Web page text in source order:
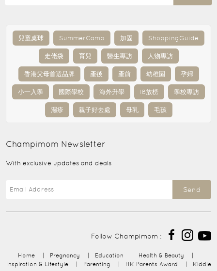
兒童桌球 SummerCamp 加固 ShoppingGuide
走佬袋 育兒 醫生專訪 人物專訪
香港父母首選品牌 產後 產前 幼稚園 孕婦
小一入學 國際學校 海外升學 IB放榜 學校專訪
濕疹 親子好去處 母乳 毛孩
Champimom Newsletter
With exclusive updates and deals
Send
Follow Champimom :
Home | Pregnancy | Education | Health & Beauty
|
Inspiration & Lifestyle
| Parenting | HK Parents Award | Kiddie